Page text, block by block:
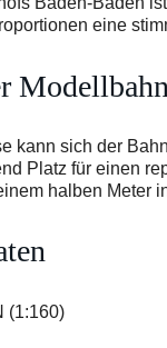
eine
kann sich der
Platz für einen
halben Meter
(1:160)